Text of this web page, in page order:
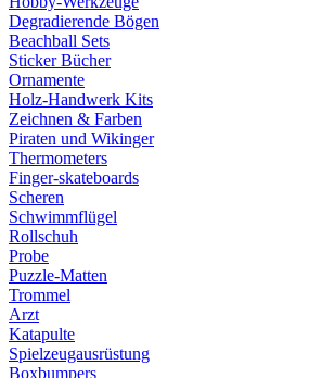
Degradierende Bögen
Beachball Sets
Sticker Bücher
Ornamente
Holz-Handwerk Kits
Zeichnen & Farben
Piraten und Wikinger
Thermometers
Finger-skateboards
Scheren
Schwimmflügel
Rollschuh
Probe
Puzzle-Matten
Trommel
Arzt
Katapulte
Spielzeugausrüstung
Boxbumpers